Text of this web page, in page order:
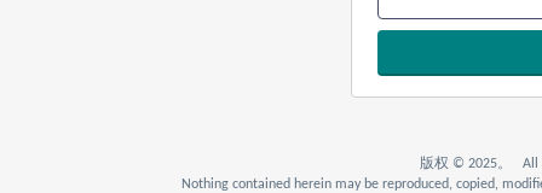
版权 © 2025。 All
Nothing contained herein may be reproduced, copied,